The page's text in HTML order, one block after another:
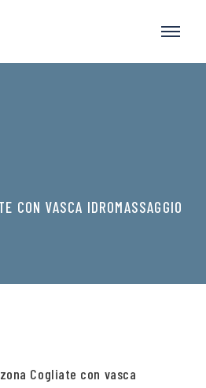
CON VASCA IDROMASSAGGIO
Cogliate con vasca